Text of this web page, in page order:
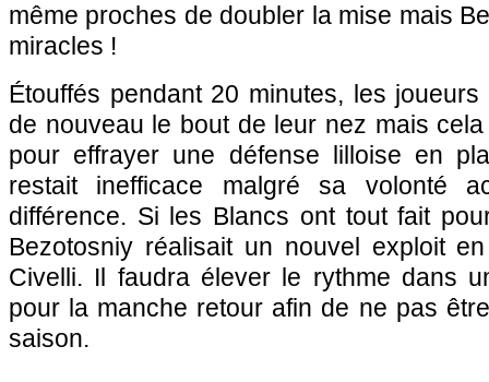
même proches de doubler la mise mais
miracles !
Étouffés pendant 20 minutes, les
de nouveau le bout de leur nez mais
pour effrayer une défense lilloise en
restait inefficace malgré sa volonté
différence. Si les Blancs ont tout fait
Bezotosniy réalisait un nouvel exploit
Civelli. Il faudra élever le rythme dans
pour la manche retour afin de ne pas
saison.